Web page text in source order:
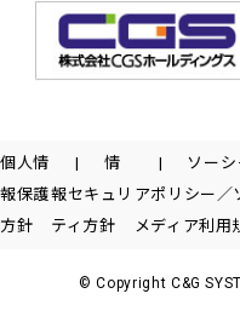
個人情
報保護
方針
情
報セキュリ
ティ方針
ソーシ
アポリシー／
メディア利用
© Copyright C&G